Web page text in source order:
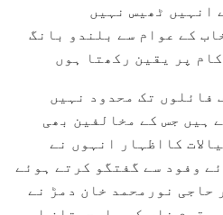
انہیں ٹھیس نہیں
کے عوام سے بلندو بانگ
پر یقین رکھتا ہوں
فائلوں تک محدود نہیں
ہیں جس کے مخالفین بھی
کااظہار انہوں نے
وفود سے گفتگو کرتے ہوئے
حاجی نورمحمد خان دمڑ نے